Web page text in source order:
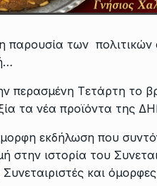
παρουσία των
περασμένη Tετάρτη το
τα νέα προϊόντα της
εκδήλωση που
στην ιστορία του
και όμορφες